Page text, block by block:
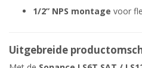
1/2” NPS montage voor
Uitgebreide